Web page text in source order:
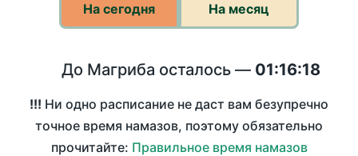
На сегодня На месяц
До Магриба осталось — 01:16:18
!!! Ни одно расписание не даст вам безупречно
точное время намазов, поэтому обязательно
прочитайте: Правильное время намазов